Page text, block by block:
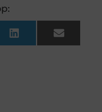
LinkedInEmail